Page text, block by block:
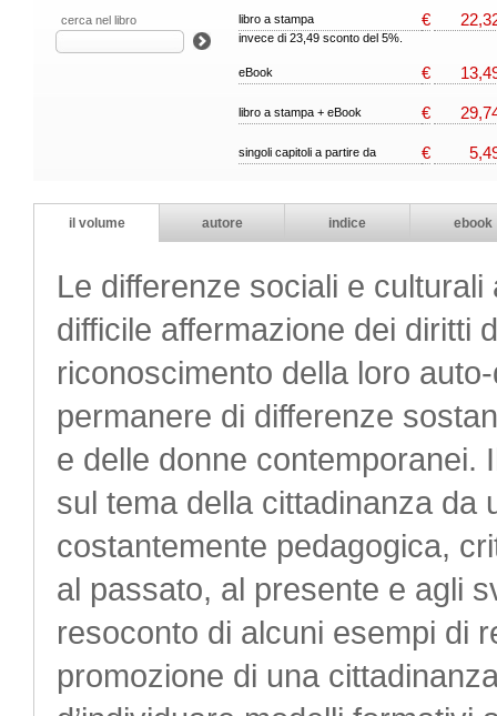
cerca nel libro libro a stampa €
invece di 23,49 sconto del 5%.
eBook €
libro a stampa + eBook €
singoli capitoli a partire da €
il volume autore indice ebook
Le differenze sociali e culturali
difficile affermazione dei diritti
riconoscimento della loro
permanere di differenze
e delle donne contemporanei.
sul tema della cittadinanza da
costantemente pedagogica,
al passato, al presente e agli
resoconto di alcuni esempi di
promozione di una